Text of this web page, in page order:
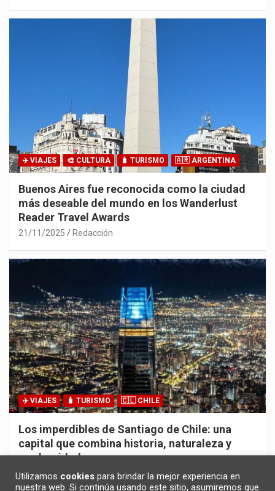
✈️ VIAJES 🎨 CULTURA 🧳 TURISMO 🇦🇷 ARGENTINA
Buenos Aires fue reconocida como la ciudad
más deseable del mundo en los Wanderlust
Reader Travel Awards
21/11/2025 Redacción
✈️ VIAJES 🧳 TURISMO 🇨🇱 CHILE
Los imperdibles de Santiago de Chile: una
capital que combina historia, naturaleza y
modernidad
20/11/2025 Redacción
Utilizamos cookies para brindar la mejor experiencia en
nuestra web. Si continúa usando este sitio, asumiremos que